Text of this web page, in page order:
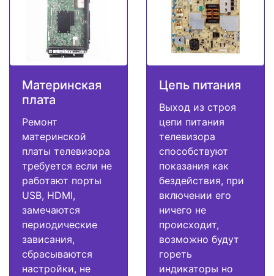
Материнская
плата
Ремонт
материнской
платы телевизора
требуется если не
работают порты
USB, HDMI,
замечаются
периодические
зависания,
сбрасываются
настройки, не
Цепь питания
Выход из строя
цепи питания
телевизора
способствуют
показания как
бездействия, при
включении его
ничего не
происходит,
возможно будут
гореть
индикаторы но